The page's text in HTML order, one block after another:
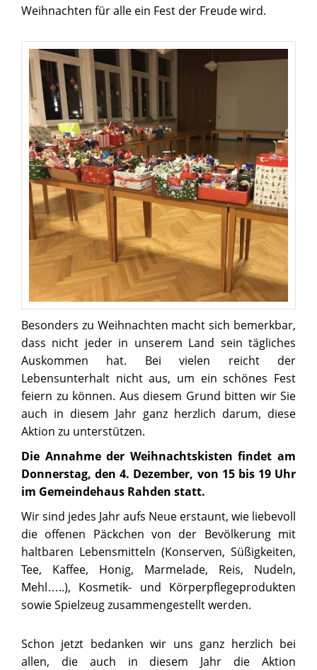
Weihnachten für alle ein Fest der Freude wird.
Besonders zu Weihnachten macht sich bemerkbar,
dass nicht jeder in unserem Land sein tägliches
Auskommen hat. Bei vielen reicht der
Lebensunterhalt nicht aus, um ein schönes Fest
feiern zu können. Aus diesem Grund bitten wir Sie
auch in diesem Jahr ganz herzlich darum, diese
Aktion zu unterstützen.
Die Annahme der Weihnachtskisten findet am
Donnerstag, den 4. Dezember, von 15 bis 19 Uhr
im Gemeindehaus Rahden statt.
Wir sind jedes Jahr aufs Neue erstaunt, wie liebevoll
die offenen Päckchen von der Bevölkerung mit
haltbaren Lebensmitteln (Konserven, Süßigkeiten,
Tee, Kaffee, Honig, Marmelade, Reis, Nudeln,
Mehl…..), Kosmetik- und Körperpflegeprodukten
sowie Spielzeug zusammengestellt werden.
Schon jetzt bedanken wir uns ganz herzlich bei
allen, die auch in diesem Jahr die Aktion